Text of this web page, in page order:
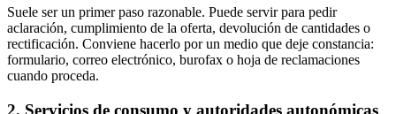
Suele ser un primer paso razonable. Puede servir para pedir
aclaración, cumplimiento de la oferta, devolución de cantidades o
rectificación. Conviene hacerlo por un medio que deje constancia:
formulario, correo electrónico, burofax o hoja de reclamaciones
cuando proceda.
2. Servicios de consumo y autoridades autonómicas